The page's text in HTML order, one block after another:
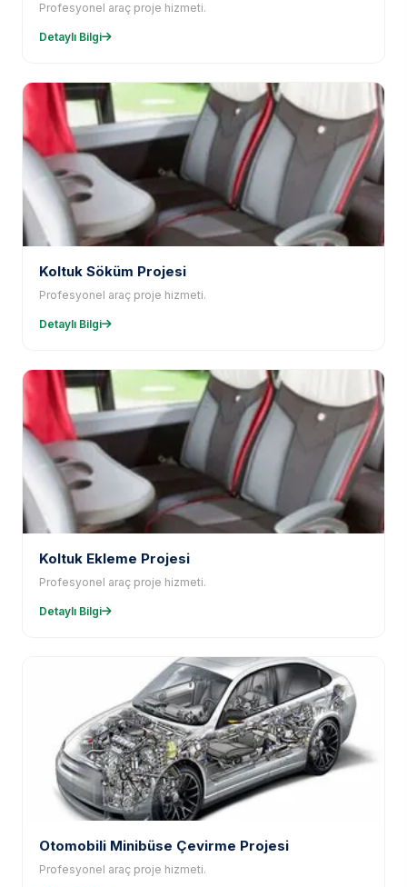
Profesyonel araç proje hizmeti.
Detaylı Bilgi
Koltuk Söküm Projesi
Profesyonel araç proje hizmeti.
Detaylı Bilgi
Koltuk Ekleme Projesi
Profesyonel araç proje hizmeti.
Detaylı Bilgi
Otomobili Minibüse Çevirme Projesi
Profesyonel araç proje hizmeti.